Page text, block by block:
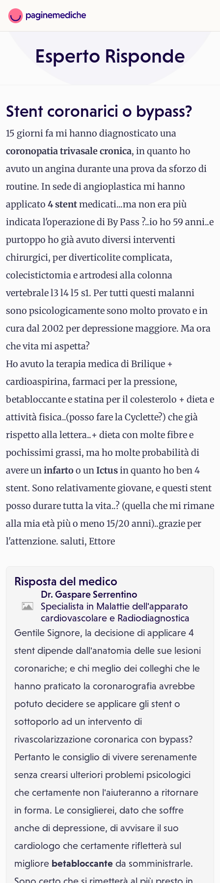
Esperto Risponde
Stent coronarici o bypass?
15 giorni fa mi hanno diagnosticato una
coronopatia trivasale cronica, in quanto ho
avuto un angina durante una prova da sforzo di
routine. In sede di angioplastica mi hanno
applicato 4 stentmedicati...ma non era più
indicata l'operazione di By Pass ?..io ho 59 anni..e
purtoppo ho già avuto diversi interventi
chirurgici, per diverticolite complicata,
colecistictomia e artrodesi alla colonna
vertebrale l3 l4 l5 s1. Per tutti questi malanni
sono psicologicamente sono molto provato e in
cura dal 2002 per depressione maggiore. Ma ora
che vita mi aspetta?
Ho avuto la terapia medica di Brilique +
cardioaspirina, farmaci per la pressione,
betabloccante e statina per il colesterolo + dieta e
attività fisica..(posso fare la Cyclette?) che già
rispetto alla lettera..+ dieta con molte fibre e
pochissimi grassi, ma ho molte probabilità di
avere uninfartoo unIctusin quanto ho ben 4
stent. Sono relativamente giovane, e questi stent
posso durare tutta la vita..? (quella che mi rimane
alla mia età più o meno 15/20 anni)..grazie per
l'attenzione. saluti, Ettore
Risposta del medico
Dr. Gaspare Serrentino
Specialista in Malattie dell'apparato
cardiovascolare e Radiodiagnostica
Gentile Signore, la decisione di applicare 4
stent dipende dall'anatomia delle sue lesioni
coronariche; e chi meglio dei colleghi che le
hanno praticato la coronarografia avrebbe
potuto decidere se applicare gli stent o
sottoporlo ad un intervento di
rivascolarizzazione coronarica con bypass?
Pertanto le consiglio di vivere serenamente
senza crearsi ulteriori problemi psicologici
che certamente non l'aiuteranno a ritornare
in forma. Le consiglierei, dato che soffre
anche di depressione, di avvisare il suo
cardiologo che certamente rifletterà sul
migliore betabloccante da somministrarle.